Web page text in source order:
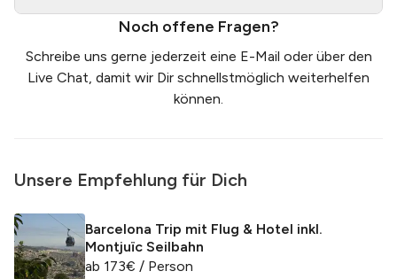
Noch offene Fragen?
Schreibe uns gerne jederzeit eine E-Mail oder über den
Live Chat, damit wir Dir schnellstmöglich weiterhelfen
können.
Unsere Empfehlung für Dich
Barcelona Trip mit Flug & Hotel inkl.
Montjuïc Seilbahn
ab 173€ / Person